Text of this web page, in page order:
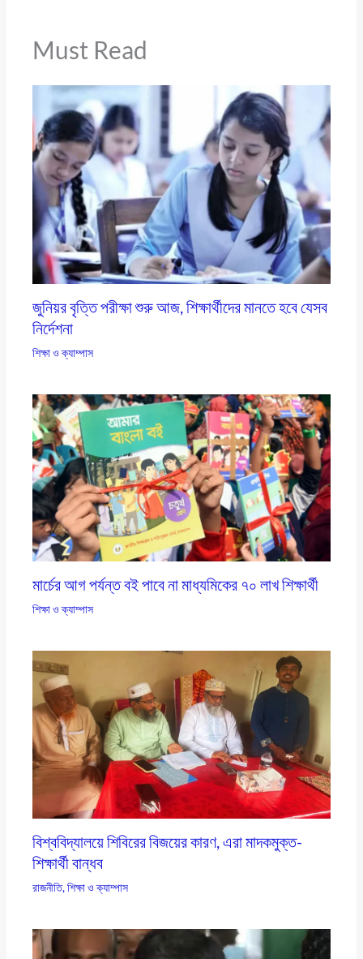
Must Read
জুনিয়র বৃত্তি পরীক্ষা শুরু আজ, শিক্ষার্থীদের মানতে হবে যেসব
নির্দেশনা
শিক্ষা ও ক্যাম্পাস
মার্চের আগ পর্যন্ত বই পাবে না মাধ্যমিকের ৭০ লাখ শিক্ষার্থী
শিক্ষা ও ক্যাম্পাস
বিশ্ববিদ্যালয়ে শিবিরের বিজয়ের কারণ, এরা মাদকমুক্ত-
শিক্ষার্থী বান্ধব
রাজনীতি,শিক্ষা ও ক্যাম্পাস